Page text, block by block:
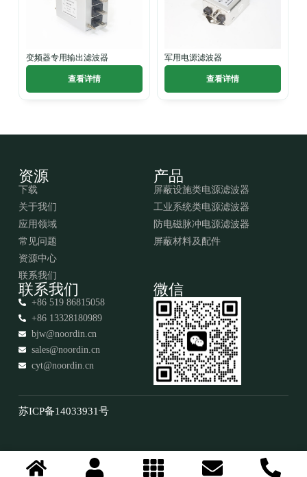
变频器专用输出滤波器
查看详情
军用电源滤波器
查看详情
资源
下载
关于我们
应用领域
常见问题
资源中心
联系我们
产品
屏蔽设施类电源滤波器
工业系统类电源滤波器
防电磁脉冲电源滤波器
屏蔽材料及配件
联系我们
+86 519 86815058
+86 13328180989
bjw@noordin.cn
sales@noordin.cn
cyt@noordin.cn
微信
苏ICP备14033931号